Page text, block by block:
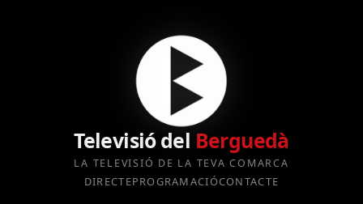
Televisió del Berguedà
LA TELEVISIÓ DE LA TEVA COMARCA
DIRECTEPROGRAMACIÓCONTACTE